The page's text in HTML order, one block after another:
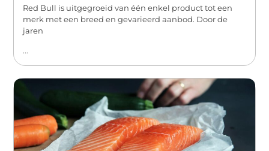
Red Bull is uitgegroeid van één enkel product tot een
merk met een breed en gevarieerd aanbod. Door de
jaren
...